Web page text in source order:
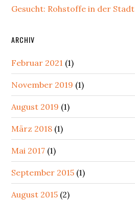
Gesucht: Rohstoffe in der Stadt
ARCHIV
Februar 2021 (1)
November 2019 (1)
August 2019 (1)
März 2018 (1)
Mai 2017 (1)
September 2015 (1)
August 2015 (2)